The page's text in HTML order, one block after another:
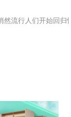
然流行人们开始回